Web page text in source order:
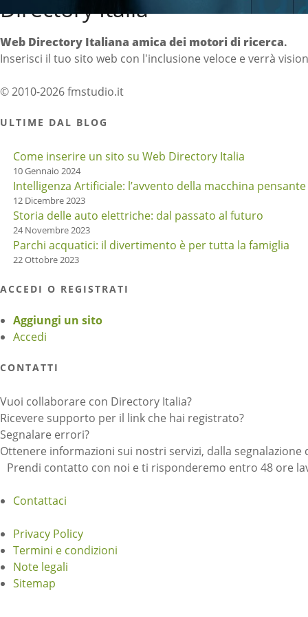
Directory Italia
Web Directory Italiana amica dei motori di ricerca.
Inserisci il tuo sito web con l'inclusione veloce e verrà
© 2010-2026 fmstudio.it
ULTIME DAL BLOG
Come inserire un sito su Web Directory Italia
10 Gennaio 2024
Intelligenza Artificiale: l’avvento della macchina pensante
12 Dicembre 2023
Storia delle auto elettriche: dal passato al futuro
24 Novembre 2023
Parchi acquatici: il divertimento è per tutta la famiglia
22 Ottobre 2023
ACCEDI O REGISTRATI
Aggiungi un sito
Accedi
CONTATTI
Vuoi collaborare con Directory Italia?
Ricevere supporto per il link che hai registrato?
Segnalare errori?
Ottenere informazioni sui nostri servizi, dalla
Prendi contatto con noi e ti risponderemo entro 48 ore
Contattaci
Privacy Policy
Termini e condizioni
Note legali
Sitemap